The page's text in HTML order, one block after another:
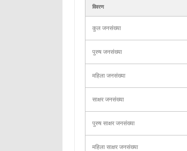
विवरण
कुल जनसंख्या
पुरुष जनसंख्या
महिला जनसंख्या
साक्षर जनसंख्या
पुरुष साक्षर जनसंख्या
महिला साक्षर जनसंख्या